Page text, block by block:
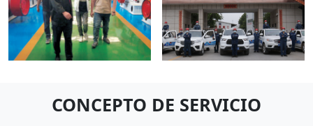
CONCEPTO DE SERVICIO